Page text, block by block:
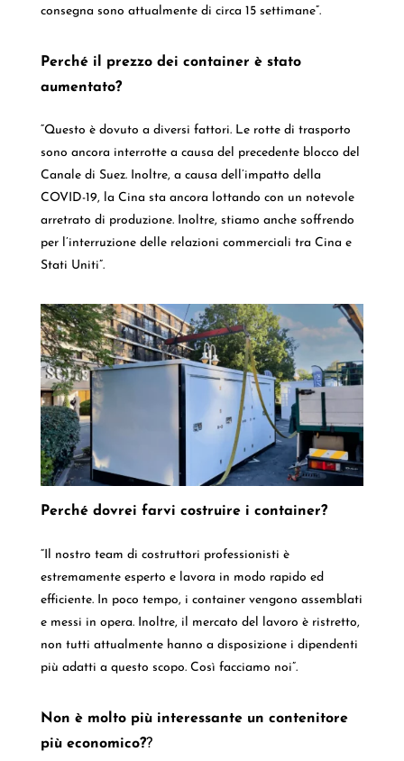
consegna sono attualmente di circa 15 settimane”.
Perché il prezzo dei container è stato
aumentato?
“Questo è dovuto a diversi fattori. Le rotte di trasporto
sono ancora interrotte a causa del precedente blocco del
Canale di Suez. Inoltre, a causa dell’impatto della
COVID-19, la Cina sta ancora lottando con un notevole
arretrato di produzione. Inoltre, stiamo anche soffrendo
per l’interruzione delle relazioni commerciali tra Cina e
Stati Uniti”.
Perché dovrei farvi costruire i container?
“Il nostro team di costruttori professionisti è
estremamente esperto e lavora in modo rapido ed
efficiente. In poco tempo, i container vengono assemblati
e messi in opera. Inoltre, il mercato del lavoro è ristretto,
non tutti attualmente hanno a disposizione i dipendenti
più adatti a questo scopo. Così facciamo noi”.
Non è molto più interessante un contenitore
più economico??